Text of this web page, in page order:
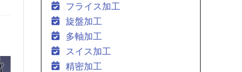
フライス加工
旋盤加工
多軸加工
スイス加工
精密加工